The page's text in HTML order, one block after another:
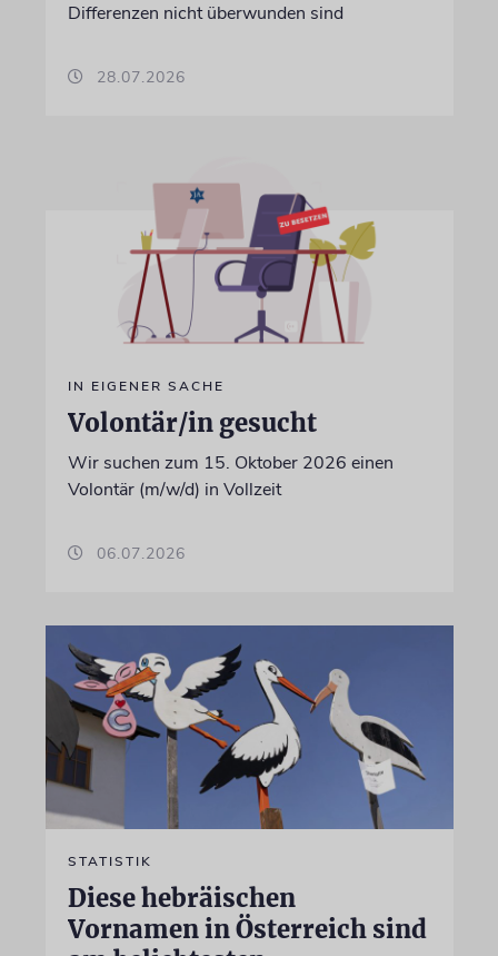
Differenzen nicht überwunden sind
28.07.2026
IN EIGENER SACHE
Volontär/in gesucht
Wir suchen zum 15. Oktober 2026 einen
Volontär (m/w/d) in Vollzeit
06.07.2026
STATISTIK
Diese hebräischen
Vornamen in Österreich sind